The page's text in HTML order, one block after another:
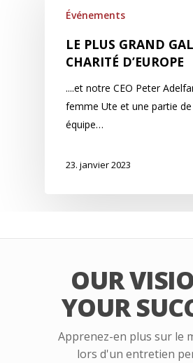
Événements
LE PLUS GRAND
CHARITÉ D’EUROPE
....et notre CEO Peter
femme Ute et une partie
équipe…
23. janvier 2023
OUR
YOUR
Apprenez-en plus sur le
lors d'un entretien